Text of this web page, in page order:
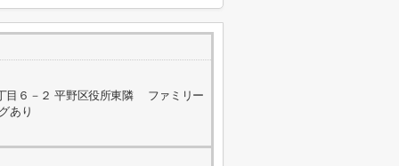
目６－２ 平野区役所東隣 ファミリー
あり